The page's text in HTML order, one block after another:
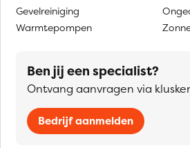
Gevelreiniging
Warmtepompen
Ben jij een specialist?
Ontvang aanvragen via
Bedrijf aanmelden